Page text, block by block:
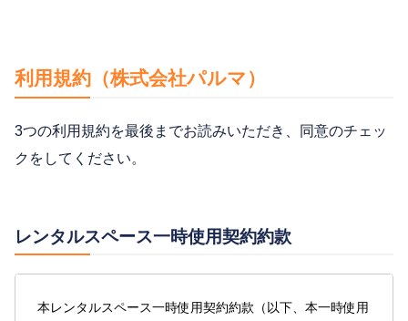
利用規約（株式会社パルマ）
3つの利用規約を最後までお読みいただき、同意のチェッ
クをしてください。
レンタルスペース一時使用契約約款
本レンタルスペース一時使用契約約款（以下、本一時使用